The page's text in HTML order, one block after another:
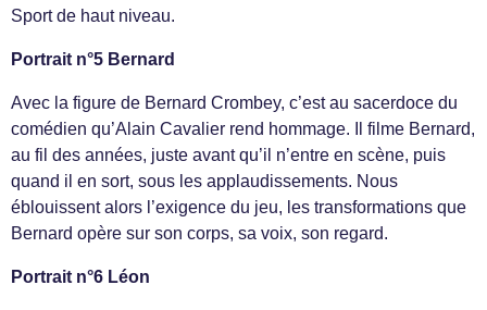
Sport de haut niveau.
Portrait n°5 Bernard
Avec la figure de Bernard Crombey, c’est au sacerdoce du
comédien qu’Alain Cavalier rend hommage. Il filme Bernard,
au fil des années, juste avant qu’il n’entre en scène, puis
quand il en sort, sous les applaudissements. Nous
éblouissent alors l’exigence du jeu, les transformations que
Bernard opère sur son corps, sa voix, son regard.
Portrait n°6 Léon